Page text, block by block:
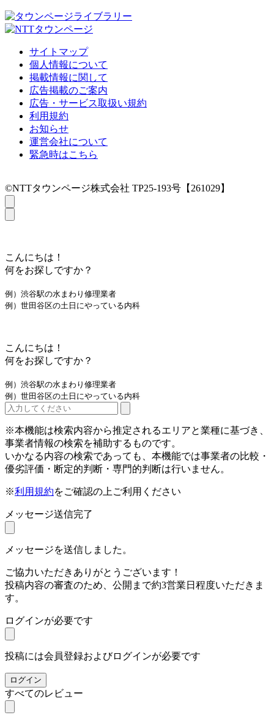
サイトマップ
個人情報について
掲載情報に関して
広告掲載のご案内
広告・サービス取扱い規約
利用規約
お知らせ
運営会社について
緊急時はこちら
©NTTタウンページ株式会社 TP25-193号【261029】
こんにちは！
何をお探しですか？
例）渋谷駅の水まわり修理業者
例）世田谷区の土日にやっている内科
こんにちは！
何をお探しですか？
例）渋谷駅の水まわり修理業者
例）世田谷区の土日にやっている内科
※本機能は検索内容から推定されるエリアと業種に基づき、
事業者情報の検索を補助するものです。
いかなる内容の検索であっても、本機能では事業者の比較・
優劣評価・断定的判断・専門的判断は行いません。
※利用規約をご確認の上ご利用ください
メッセージ送信完了
メッセージを送信しました。
ご協力いただきありがとうございます！
投稿内容の審査のため、公開まで約3営業日程度いただきま
す。
ログインが必要です
投稿には会員登録およびログインが必要です
ログイン
すべてのレビュー